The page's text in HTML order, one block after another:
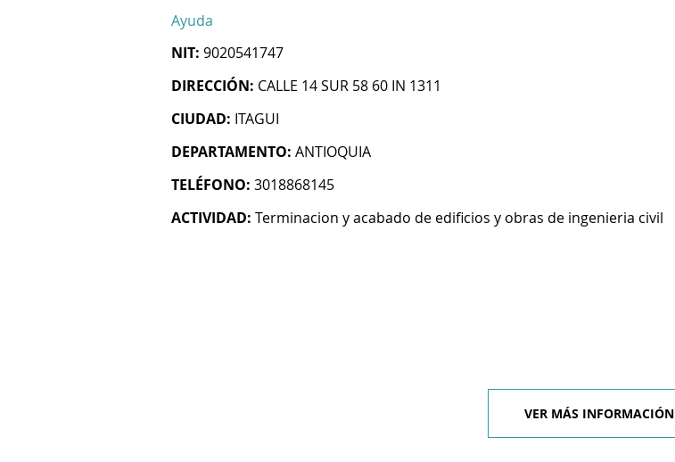
Ayuda
NIT: 9020541747
DIRECCIÓN: CALLE 14 SUR 58 60 IN 1311
CIUDAD: ITAGUI
DEPARTAMENTO: ANTIOQUIA
TELÉFONO: 3018868145
ACTIVIDAD: Terminacion y acabado de edificios y obras de ingenieria civil
VER MÁS INFORMACIÓN